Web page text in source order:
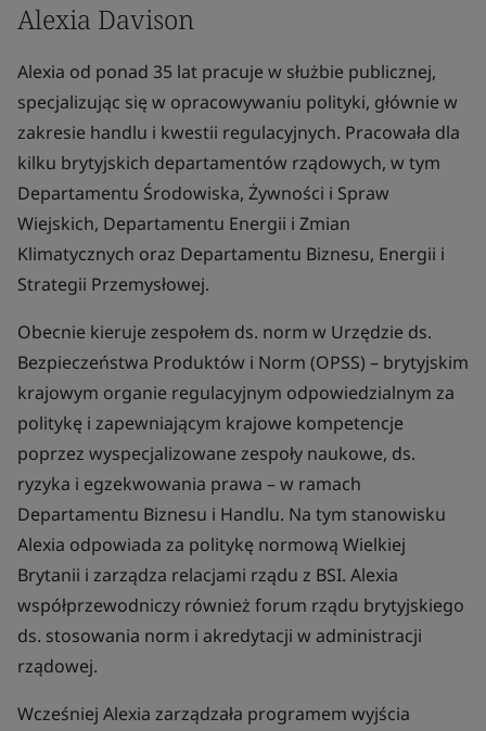
Alexia Davison
Alexia od ponad 35 lat pracuje w służbie publicznej,
specjalizując się w opracowywaniu polityki, głównie w
zakresie handlu i kwestii regulacyjnych. Pracowała dla
kilku brytyjskich departamentów rządowych, w tym
Departamentu Środowiska, Żywności i Spraw
Wiejskich, Departamentu Energii i Zmian
Klimatycznych oraz Departamentu Biznesu, Energii i
Strategii Przemysłowej.
Obecnie kieruje zespołem ds. norm w Urzędzie ds.
Bezpieczeństwa Produktów i Norm (OPSS) – brytyjskim
krajowym organie regulacyjnym odpowiedzialnym za
politykę i zapewniającym krajowe kompetencje
poprzez wyspecjalizowane zespoły naukowe, ds.
ryzyka i egzekwowania prawa – w ramach
Departamentu Biznesu i Handlu. Na tym stanowisku
Alexia odpowiada za politykę normową Wielkiej
Brytanii i zarządza relacjami rządu z BSI. Alexia
współprzewodniczy również forum rządu brytyjskiego
ds. stosowania norm i akredytacji w administracji
rządowej.
Wcześniej Alexia zarządzała programem wyjścia